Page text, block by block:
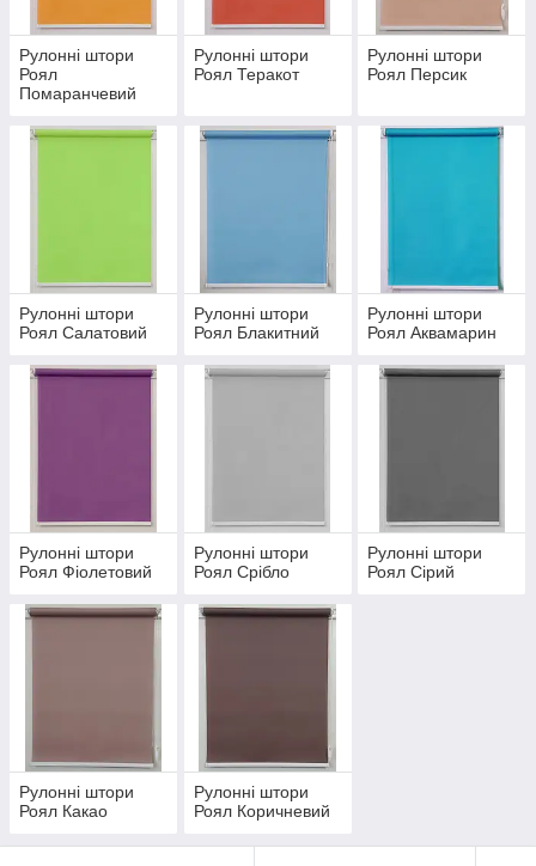
https://mir-shtor.org/a238919-montazh-sistemy-mini.html
Рулонні штори
Роял
Помаранчевий
Рулонні штори
Роял Теракот
Рулонні штори
Роял Персик
Рулонні штори
Роял Салатовий
Рулонні штори
Роял Блакитний
Рулонні штори
Роял Аквамарин
Рулонні штори
Роял Фіолетовий
Рулонні штори
Роял Срібло
Рулонні штори
Роял Сiрий
Рулонні штори
Роял Какао
Рулонні штори
Роял Коричневий